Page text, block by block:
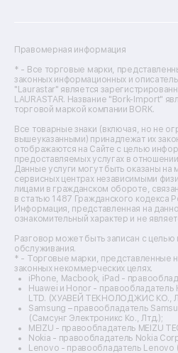
Ремонт фенов
Ремонт цифровых биноклей
Ремонт тепловизоров
Ремонт массажных кресел
Ремонт водонагревателей
Ремонт вытяжек
Ремонт источников
Ремонт пароварок
Ремонт микшерных пультов
Ремонт dj-пультов
Ремонт кухонных плит
Ремонт стедикамов
Ремонт оптических
Ремонт электровелосипедов
Ремонт видеокамер
Ремонт эхолотов
Ремонт 3d-принтеров
Ремонт прицелов ночного
Ремонт винных шкафов
Ремонт выпрямителей
Ремонт сушилок для рук
Ремонт дальномеров
Ремонт снегоуборщиков
Правомерная информация
* - Все торговые марки,
законных информационных и
"Laurastar" является
LAURASTAR. Название "Bork-Import"
торговой маркой компании BORK.
Все товарные знаки (включая, но не
вышеуказанными) принадлежат их
отображаются на Сайте с целью
предоставляемых услугах в
Данные услуги могут быть оказаны на
сервисных центрах независимыми
лицами в гражданском обороте,
в статью 1487 Гражданского кодекса
Информация, представленная на
ознакомительный характер и не
Разговор может быть записан с целью
обслуживания.
* - Торговые марки, представленные
законных некоммерческих целях.
iPhone, Macbook, iPad -
Huawei и Honor - правообладатель
LTD. (ХУАВЕЙ ТЕКНОЛОДЖИС КО.,
Samsung – правообладатель
(Самсунг Электроникс Ко., Лтд.);
MEIZU - правообладатель MEIZU
Nokia - правообладатель Nokia
Lenovo - правообладатель Lenovo